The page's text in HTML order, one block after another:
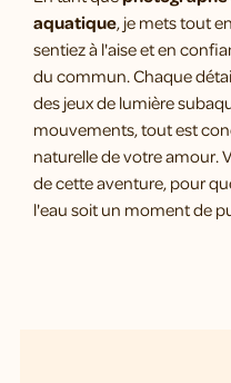
aquatique, je mets tout
sentiez à l'aise et en
du commun. Chaque
des jeux de lumière
mouvements, tout est
naturelle de votre amour.
de cette aventure, pour
l'eau soit un moment de